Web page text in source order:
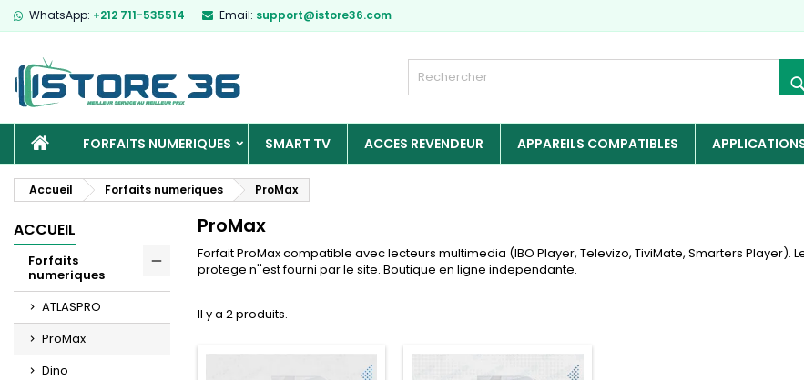
WhatsApp: +212 711-535514 Email: support@istore36.com
ACCUEILFORFAITS NUMERIQUES SMART TV ACCES REVENDEUR APPAREILS COMPATIBLES
Accueil Forfaits numeriques ProMax
ACCUEIL
Forfaits
numeriques
ATLASPRO
ProMax
Dino
ProMax
Forfait ProMax compatible avec lecteurs multimedia (IBO Player, Televizo, TiviMate, Smarters
protege n''est fourni par le site. Boutique en ligne independante.
Il y a 2 produits.